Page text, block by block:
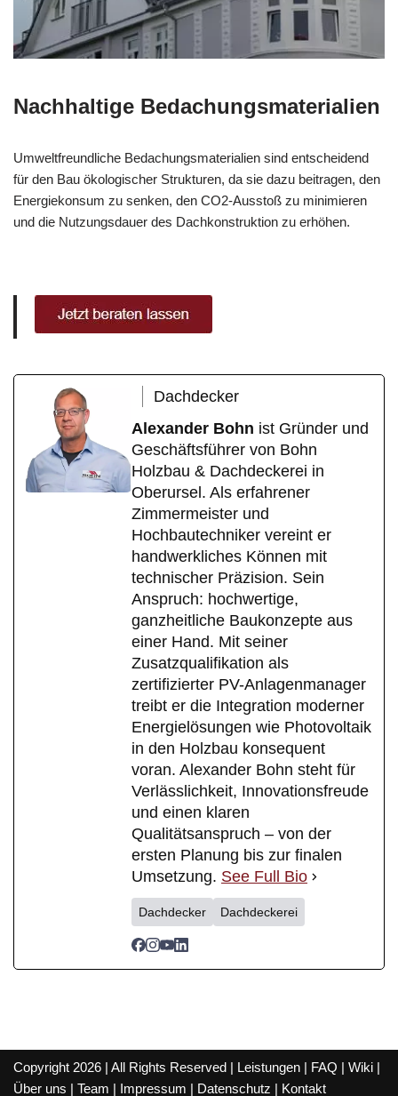
Nachhaltige Bedachungsmaterialien
Umweltfreundliche Bedachungsmaterialien sind entscheidend
für den Bau ökologischer Strukturen, da sie dazu beitragen, den
Energiekonsum zu senken, den CO2-Ausstoß zu minimieren
und die Nutzungsdauer des Dachkonstruktion zu erhöhen.
Dachdecker
Alexander Bohn ist Gründer und
Geschäftsführer von Bohn
Holzbau & Dachdeckerei in
Oberursel. Als erfahrener
Zimmermeister und
Hochbautechniker vereint er
handwerkliches Können mit
technischer Präzision. Sein
Anspruch: hochwertige,
ganzheitliche Baukonzepte aus
einer Hand. Mit seiner
Zusatzqualifikation als
zertifizierter PV-Anlagenmanager
treibt er die Integration moderner
Energielösungen wie Photovoltaik
in den Holzbau konsequent
voran. Alexander Bohn steht für
Verlässlichkeit, Innovationsfreude
und einen klaren
Qualitätsanspruch – von der
ersten Planung bis zur finalen
Umsetzung. See Full Bio
Dachdecker Dachdeckerei
Copyright 2026 | All Rights Reserved | Leistungen FAQ Wiki
Über uns
Team Impressum Datenschutz Kontakt